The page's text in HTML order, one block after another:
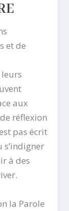
et de
aux
réflexion
pas écrit
s’indigner
à des
la Parole